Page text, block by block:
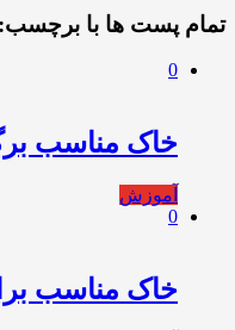
تمام پست ها با برچسب:
0
خاک مناسب
آموزش
0
خاک مناسب